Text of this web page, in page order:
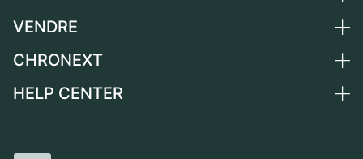
Suisse
France
Toutes les montres de luxe
Independent Brands
VENDRE
Vendre une montre
CHRONEXT
Qui sommes-nous ?
HELP CENTER